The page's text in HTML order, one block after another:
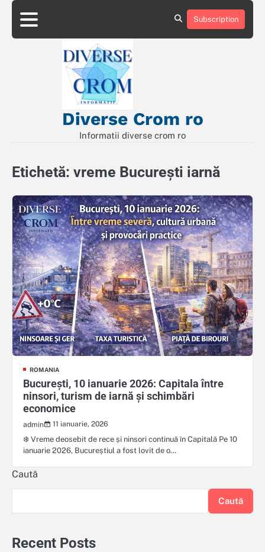
Skip
content
Contact
Politică
Subscription
Diverse Crom ro
Informatii diverse crom ro
Etichetă: vreme București iarnă
ROMANIA
București, 10 ianuarie 2026: Capitala între
ninsori, turism de iarnă și schimbări
economice
admin
11 ianuarie, 2026
❄️ Vreme deosebit de rece și ninsori continuă în Capitală Pe 10
ianuarie 2026, Bucureștiul a fost lovit de o…
Caută
Caută
Recent Posts